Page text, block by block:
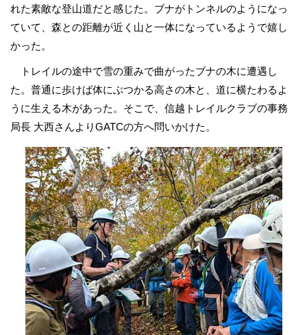
れた素敵な登山道だと感じた。ブナがトンネルのようになっ
ていて、森との距離が近く山と一体になっているようで嬉し
かった。
トレイルの途中で雪の重みで曲がったブナの木に遭遇し
た。普通に歩けば体にぶつかる高さの木と、道に横たわるよ
うに生える木があった。そこで、信越トレイルクラブの事務
局長 大西さんよりGATCの方へ問いかけた。